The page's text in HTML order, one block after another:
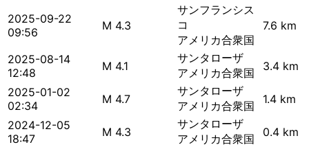
2025-09-22
09:56
M 4.3
サンフランシス
コ
アメリカ合衆国
7.6 km
2025-08-14
12:48
M 4.1
サンタローザ
アメリカ合衆国
3.4 km
2025-01-02
02:34
M 4.7
サンタローザ
アメリカ合衆国
1.4 km
2024-12-05
18:47
M 4.3
サンタローザ
アメリカ合衆国
0.4 km